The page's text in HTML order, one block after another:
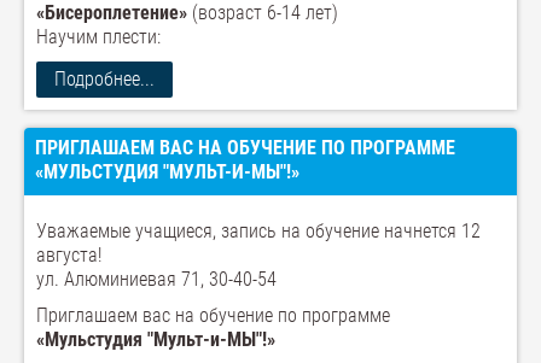
«Бисероплетение» (возраст 6-14 лет)
Научим плести:
Подробнее...
ПРИГЛАШАЕМ ВАС НА ОБУЧЕНИЕ ПО ПРОГРАММЕ
«МУЛЬСТУДИЯ "МУЛЬТ-И-МЫ"!»
Уважаемые учащиеся, запись на обучение начнется 12
августа!
ул. Алюминиевая 71, 30-40-54
Приглашаем вас на обучение по программе
«Мульстудия "Мульт-и-МЫ"!»